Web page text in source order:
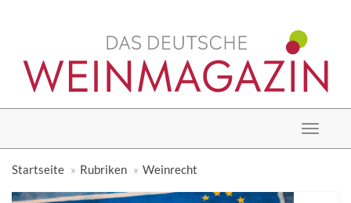
Toggle
Startseite
Rubriken Weinrecht